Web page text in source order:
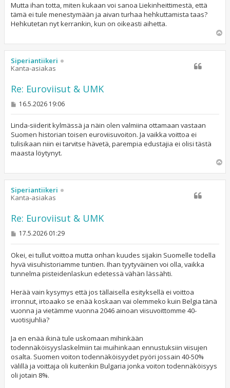
Mutta ihan totta, miten kukaan voi sanoa Liekinheittimestä, että
tämä ei tule menestymään ja aivan turhaa hehkuttamista taas?
Hehkutetan nyt kerrankin, kun on oikeasti aihetta.
ö
Siperiantiikeri
Kanta-asiakas
Re: Euroviisut & UMK
V
s
t
i
16.5.2026 19:06
Linda-siiderit kylmässä ja näin olen valmiina ottamaan vastaan
Suomen historian toisen euroviisuvoiton. Ja vaikka voittoa ei
tulisikaan niin ei tarvitse hävetä, parempia edustajia ei olisi tästä
maasta löytynyt.
ö
Siperiantiikeri
Kanta-asiakas
Re: Euroviisut & UMK
V
e
s
t
i
17.5.2026 01:29
Okei, ei tullut voittoa mutta onhan kuudes sijakin Suomelle todella
hyvä viisuhistoriamme tuntien. Ihan tyytyväinen voi olla, vaikka
tunnelma pisteidenlaskun edetessä vähän lässähti.
Herää vain kysymys että jos tällaisella esityksellä ei voittoa
irronnut, irtoaako se enää koskaan vai olemmeko kuin Belgia tänä
vuonna ja vietämme vuonna 2046 ainoan viisuvoittomme 40-
vuotisjuhlia?
Ja en enää ikinä tule uskomaan mihinkään
todennäköisyyslaskelmiin tai muihinkaan ennustuksiin viisujen
osalta. Suomen voiton todennäköisyydet pyöri jossain 40-50%
välillä ja voittaja oli kuitenkin Bulgaria jonka voiton todennäköisyys
oli jotain 8%.